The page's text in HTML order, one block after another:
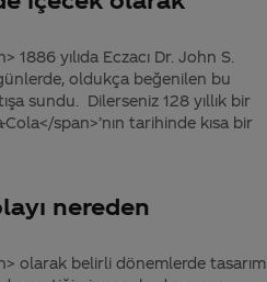
yılıda Eczacı Dr. John S.
oldukça beğenilen bu
sundu. Dilerseniz 128 yıllık bir
span>’nın tarihinde kısa bir
nereden
olarak belirli dönemlerde tasarım